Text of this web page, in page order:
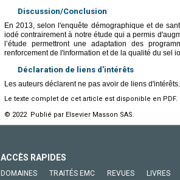
Discussion/Conclusion
En 2013, selon l'enquête démographique et de
iodé contrairement à notre étude qui a permis
l’étude permettront une adaptation des
renforcement de l'information et de la qualité du sel
Déclaration de liens d'intérêts
Les auteurs déclarent ne pas avoir de liens d'intérêts.
Le texte complet de cet article est disponible en PDF.
© 2022 Publié par Elsevier Masson SAS.
ACCÈS RAPIDES
DOMAINES TRAITÉS EMC REVUES LIVRES